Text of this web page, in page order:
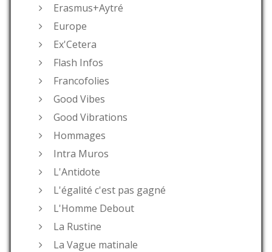
Erasmus+Aytré
Europe
Ex'Cetera
Flash Infos
Francofolies
Good Vibes
Good Vibrations
Hommages
Intra Muros
L'Antidote
L'égalité c'est pas gagné
L'Homme Debout
La Rustine
La Vague matinale